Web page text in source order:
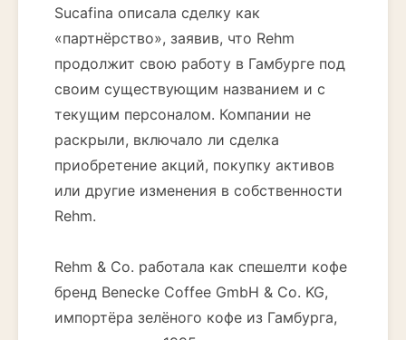
Sucafina описала сделку как
«партнёрство», заявив, что Rehm
продолжит свою работу в Гамбурге под
своим существующим названием и с
текущим персоналом. Компании не
раскрыли, включало ли сделка
приобретение акций, покупку активов
или другие изменения в собственности
Rehm.
Rehm & Co. работала как спешелти кофе
бренд Benecke Coffee GmbH & Co. KG,
импортёра зелёного кофе из Гамбурга,